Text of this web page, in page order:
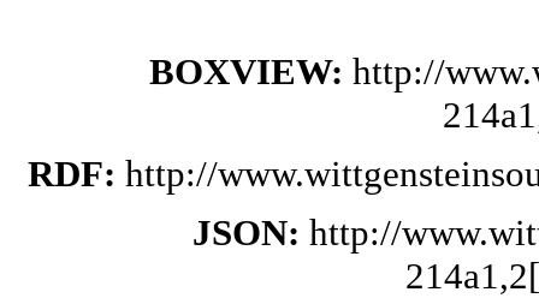
BOXVIEW: http://
RDF: http://
JSON: http://